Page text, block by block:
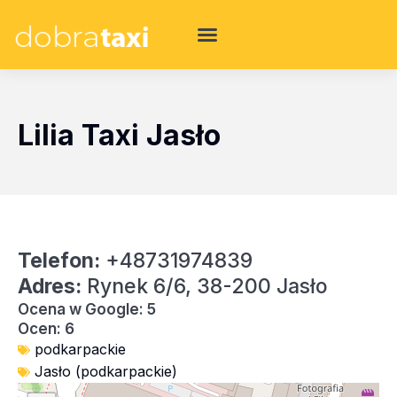
Lilia Taxi Jasło
Telefon: +48731974839
Adres: Rynek 6/6, 38-200 Jasło
Ocena w Google: 5
Ocen: 6
podkarpackie
Jasło (podkarpackie)